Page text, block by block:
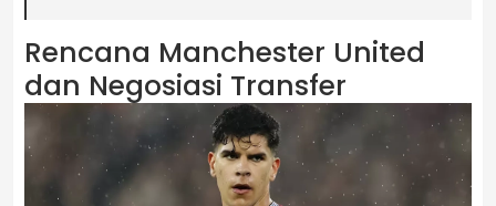
Rencana Manchester United
dan Negosiasi Transfer